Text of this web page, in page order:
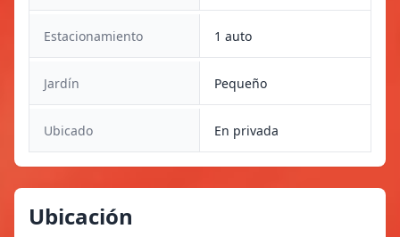
Estacionamiento 1 auto
Jardín Pequeño
Ubicado En privada
Ubicación